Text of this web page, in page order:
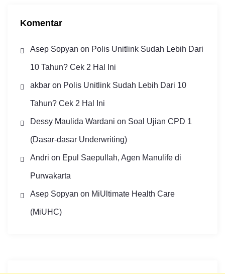
Komentar
Asep Sopyan on Polis Unitlink Sudah Lebih Dari
10 Tahun? Cek 2 Hal Ini
akbaron Polis Unitlink Sudah Lebih Dari 10
Tahun? Cek 2 Hal Ini
Dessy Maulida Wardani on Soal Ujian CPD 1
(Dasar-dasar Underwriting)
Andri on Epul Saepullah, Agen Manulife di
Purwakarta
Asep Sopyan on MiUltimate Health Care
(MiUHC)